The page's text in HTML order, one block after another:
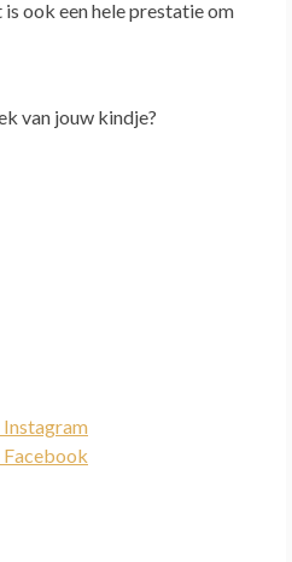
ook een hele prestatie om
van jouw kindje?
Instagram
Facebook